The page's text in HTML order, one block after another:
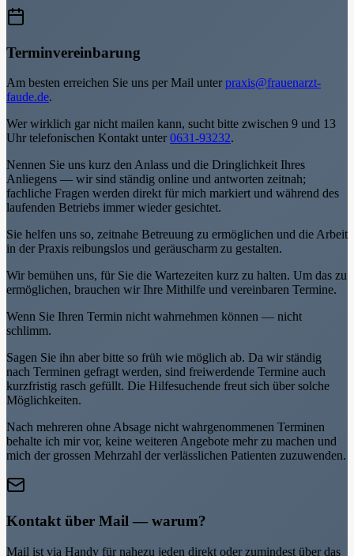
Terminvereinbarung
Am besten erreichen Sie uns per Mail unter praxis@frauenarzt-
faude.de.
Wer wirklich gar nicht mailen kann, sucht bitte zwischen 9 und 13
Uhr telefonischen Kontakt unter 0631-93232.
Nennen Sie uns kurz den Anlass und die Dringlichkeit Ihres
Anliegens — wir sind ständig online und antworten zeitnah;
fachliche Fragen werden direkt für mich markiert und während des
laufenden Betriebs immer wieder gesichtet.
Sie helfen uns so, zeitnahe Betreuung zu ermöglichen und die Arbeit
in der Praxis reibungslos und geräuscharm zu gestalten.
Wir bemühen uns, für Sie die Wartezeiten kurz zu halten. Um das zu
ermöglichen, brauchen wir Ihre Mithilfe und vereinbaren Termine.
Wenn Sie Ihren Termin nicht wahrnehmen können — nicht
schlimm.
Sagen Sie ihn aber bitte so früh wie möglich ab. Da wir ständig
nach Terminen gefragt werden, sind freiwerdende Termine auch
kurzfristig rasch gefüllt. Die Hilfesuchende freut sich über solche
Möglichkeiten.
Nach mehreren ohne Absage nicht wahrgenommenen Terminen
behalte ich mir vor, keine weiteren Angebote mehr zu machen und
mich der grossen Mehrzahl der verlässlichen Patienten zuzuwenden.
Kontakt über Mail — warum?
Mail ist via Handy für nahezu jeden direkt oder zumindest über das